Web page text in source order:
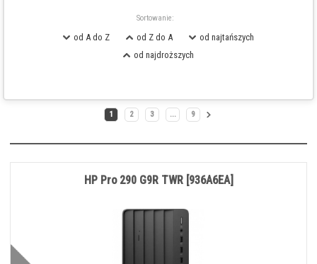
Sortowanie:
od A do Z od Z do A
od najtańszych
od najdroższych
1 2 3 ... 9
HP Pro 290 G9R TWR [936A6EA]